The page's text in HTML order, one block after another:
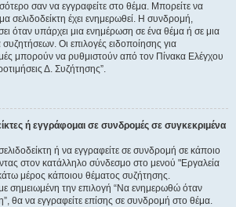
σαν να εγγραφείτε στο θέμα. Μπορείτε να
σελιδοδείκτη έχει ενημερωθεί. Η συνδρομή,
όταν υπάρχει μια ενημέρωση σε ένα θέμα ή σε μια
Οι επιλογές ειδοποίησης για
μπορούν να ρυθμιστούν από τον Πίνακα Ελέγχου
Δ. Συζήτησης”.
ή εγγράφομαι σε συνδρομές σε συγκεκριμένα
ή να εγγραφείτε σε συνδρομή σε κάποιο
στον κατάλληλο σύνδεσμο στο μενού "Εργαλεία
μέρος κάποιου θέματος συζήτησης.
σημειωμένη την επιλογή “Να ενημερωθώ όταν
θα να εγγραφείτε επίσης σε συνδρομή στο θέμα.